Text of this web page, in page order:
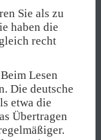
Sie als zu
haben die
recht
Lesen
Die deutsche
etwa die
Übertragen